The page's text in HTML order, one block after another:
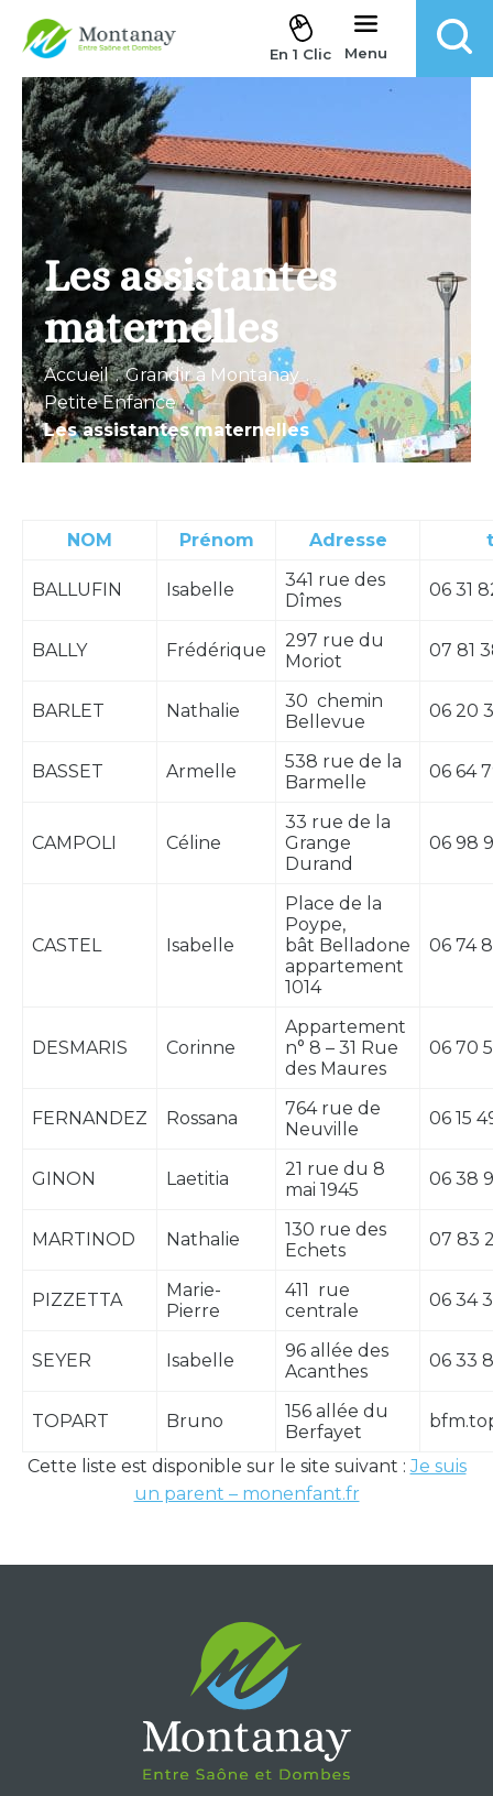
Aller au contenu
En 1 Clic Menu
Les assistantes
maternelles
Accueil . Grandir à Montanay .
Petite Enfance .
Les assistantes maternelles
NOM Prénom Adresse
BALLUFIN Isabelle
341 rue des
Dîmes
06 31
BALLY Frédérique
297 rue du
Moriot
07 81
BARLET Nathalie
30 chemin
Bellevue
06 20
BASSET Armelle
538 rue de la
Barmelle
06 64
CAMPOLI Céline
33 rue de la
Grange
Durand
06 98
CASTEL Isabelle
Place de la
Poype,
bât Belladone
appartement
1014
06 74
DESMARIS Corinne
Appartement
n° 8 – 31 Rue
des Maures
06 70
FERNANDEZ Rossana
764 rue de
Neuville
06 15
GINON Laetitia
21 rue du 8
mai 1945
06 38
MARTINOD Nathalie
130 rue des
Echets
07 83
PIZZETTA
Marie-
Pierre
411 rue
centrale
06 34
SEYER Isabelle
96 allée des
Acanthes
06 33
TOPART Bruno
156 allée du
Berfayet
Cette liste est disponible sur le site suivant :Je suis
un parent – monenfant.fr